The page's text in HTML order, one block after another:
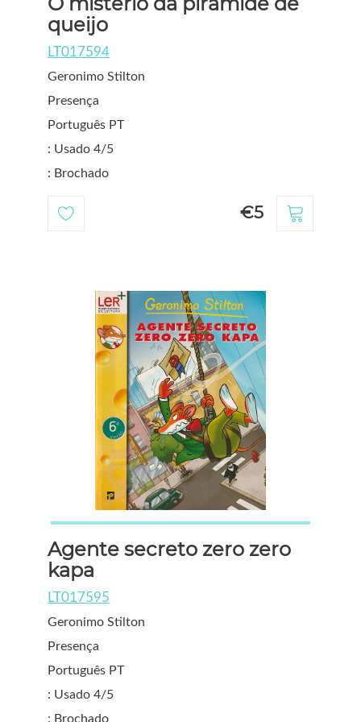
queijo
LT017594
Geronimo Stilton
Presença
Português PT
: Usado 4/5
: Brochado
€5
Agente secreto zero zero
kapa
LT017595
Geronimo Stilton
Presença
Português PT
: Usado 4/5
: Brochado